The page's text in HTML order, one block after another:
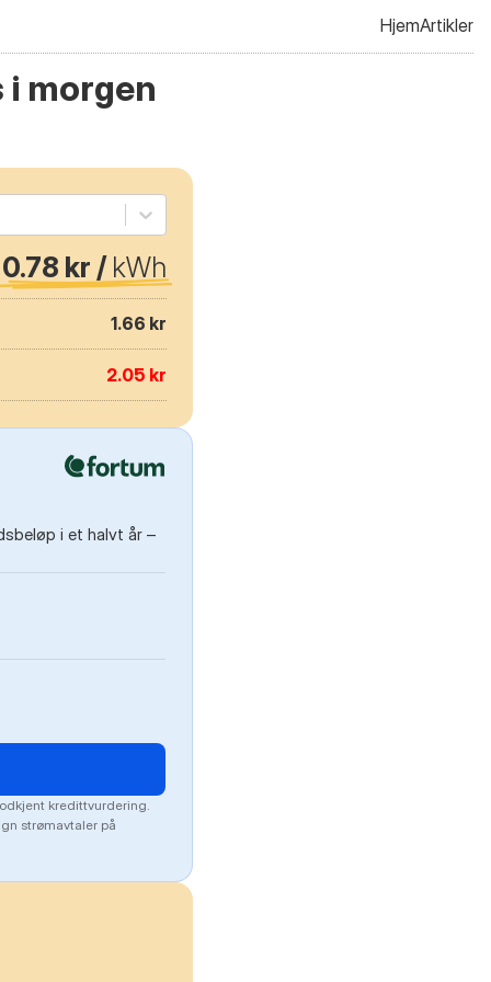
HjemArtikler
morgen
0.78 kr /kWh
1.66 kr
2.05 kr
i et halvt år –
kredittvurdering.
strømavtaler på